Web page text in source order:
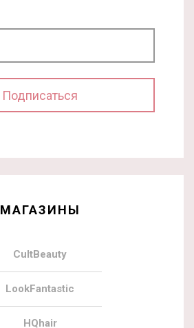
МАГАЗИНЫ
CultBeauty
LookFantastic
HQhair